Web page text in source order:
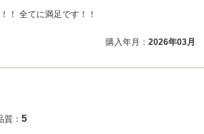
！ 全てに満足です！！
購入年月： 2026年03月
質： 5